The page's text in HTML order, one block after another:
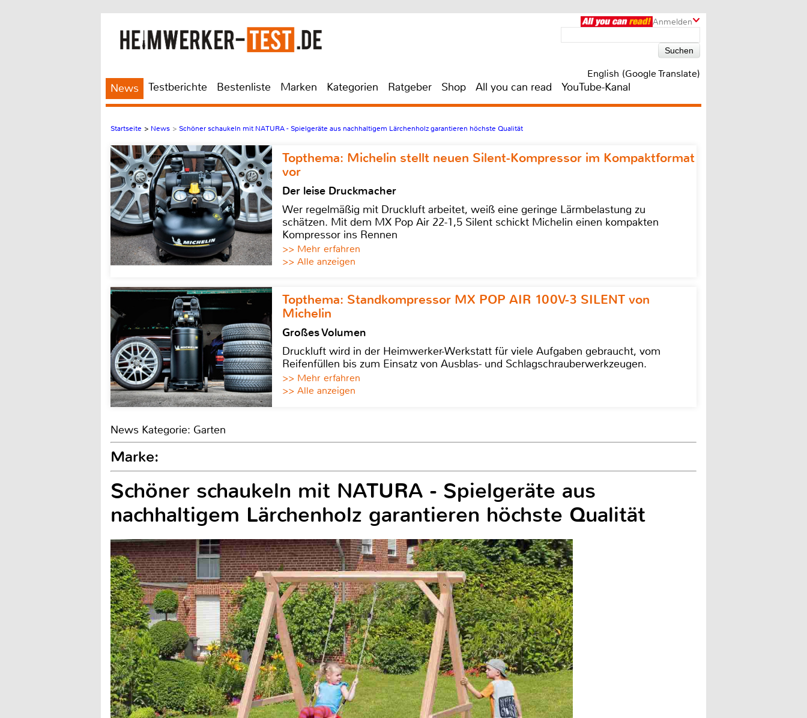
Anmelden
English (Google Translate)
News Testberichte Bestenliste Marken Kategorien Ratgeber Shop All you can read YouTube-Kanal
Startseite > News > Schöner schaukeln mit NATURA - Spielgeräte aus nachhaltigem Lärchenholz garantieren höchste Qualität
Topthema: Michelin stellt neuen Silent-Kompressor im Kompaktformat
vor
Der leise Druckmacher
Wer regelmäßig mit Druckluft arbeitet, weiß eine geringe Lärmbelastung zu
schätzen. Mit dem MX Pop Air 22-1,5 Silent schickt Michelin einen kompakten
Kompressor ins Rennen
>> Mehr erfahren
>> Alle anzeigen
Topthema: Standkompressor MX POP AIR 100V-3 SILENT von
Michelin
Großes Volumen
Druckluft wird in der Heimwerker-Werkstatt für viele Aufgaben gebraucht, vom
Reifenfüllen bis zum Einsatz von Ausblas- und Schlagschrauberwerkzeugen.
>> Mehr erfahren
>> Alle anzeigen
News Kategorie: Garten
Marke:
Schöner schaukeln mit NATURA - Spielgeräte aus
nachhaltigem Lärchenholz garantieren höchste Qualität